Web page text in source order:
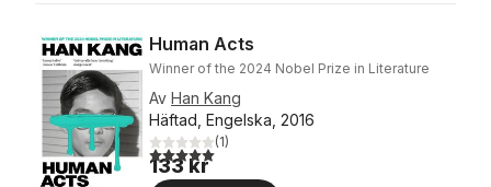
Human Acts
Winner of the 2024 Nobel Prize in Literature
Av Han Kang
Häftad, Engelska, 2016
5,0utav 5 stjärnor. Totalt antal röster:
(1)
133 kr